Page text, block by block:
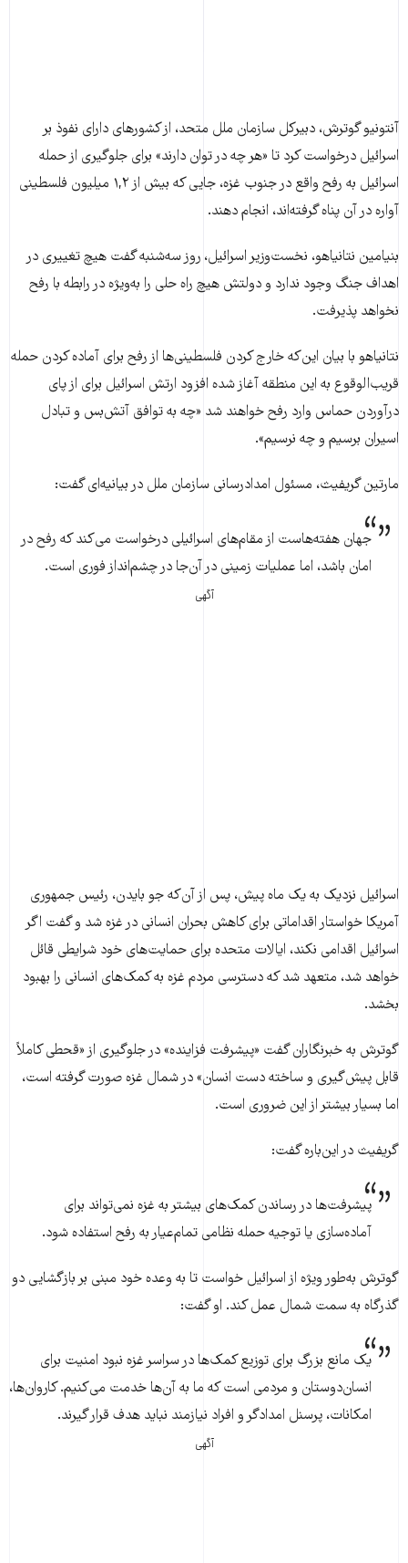
آنتونیو گوترش، دبیرکل سازمان ملل متحد، از کشورهای دارای نفوذ بر
اسرائیل درخواست کرد تا «هر چه در توان دارند» برای جلوگیری از حمله
اسرائیل به رفح واقع در جنوب غزه، جایی که بیش از ۱,۲ میلیون فلسطینی
آواره در آن پناه گرفته‌اند، انجام دهند.
بنیامین نتانیاهو، نخست‌وزیر اسرائیل، روز سه‌شنبه گفت هیچ تغییری در
اهداف جنگ وجود ندارد و دولتش هیچ راه حلی را به‌ویژه در رابطه با رفح
نخواهد پذیرفت.
نتانیاهو با بیان این‌که خارج کردن فلسطینی‌ها از رفح برای آماده کردن حمله
قریب‌الوقوع به این منطقه آغاز شده افزود ارتش اسرائیل برای از پای
درآوردن حماس وارد رفح خواهند شد «چه به توافق آتش‌بس و تبادل
اسیران برسیم و چه نرسیم».
مارتین گریفیث، مسئول امدادرسانی سازمان ملل در بیانیه‌ای گفت:
جهان هفته‌هاست از مقام‌های اسرائیلی درخواست می‌کند که رفح در
امان باشد، اما عملیات زمینی در آن‌جا در چشم‌انداز فوری است.
آگهی
اسرائیل نزدیک به یک ماه پیش، پس از آن‌که جو بایدن، رئیس‌ جمهوری
آمریکا خواستار اقداماتی برای کاهش بحران انسانی در غزه شد و گفت اگر
اسرائیل اقدامی نکند، ایالات متحده برای حمایت‌های خود شرایطی قائل
خواهد شد، متعهد شد که دسترسی مردم غزه به کمک‌های انسانی را بهبود
بخشد.
گوترش به خبرنگاران گفت «پیشرفت فزاینده» در جلوگیری از «قحطی کاملاً
قابل پیش‌گیری و ساخته دست انسان» در شمال غزه صورت گرفته است،
اما بسیار بیشتر از این ضروری است.
گریفیث در این‌باره گفت:
پیشرفت‌ها در رساندن کمک‌های بیشتر به غزه نمی‌تواند برای
آماده‌سازی یا توجیه حمله نظامی تمام‌عیار به رفح استفاده شود.
گوترش به‌طور ویژه از اسرائیل خواست تا به وعده خود مبنی بر بازگشایی دو
گذرگاه به سمت شمال عمل کند. او گفت:
یک مانع بزرگ برای توزیع کمک‌ها در سراسر غزه نبود امنیت برای
انسان‌دوستان و مردمی است که ما به آن‌ها خدمت می‌کنیم. کاروان‌ها،
امکانات، پرسنل امدادگر و افراد نیازمند نباید هدف قرار گیرند.
آگهی